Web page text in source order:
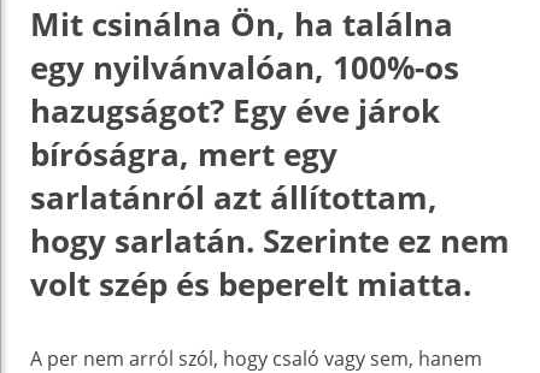
Mit csinálna Ön, ha találna
egy nyilvánvalóan, 100%-os
hazugságot? Egy éve járok
bíróságra, mert egy
sarlatánról azt állítottam,
hogy sarlatán. Szerinte ez nem
volt szép és beperelt miatta.
A per nem arról szól, hogy csaló vagy sem, hanem